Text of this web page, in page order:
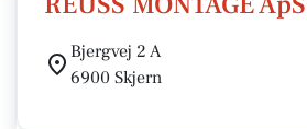
Bjergvej 2 A
6900 Skjern